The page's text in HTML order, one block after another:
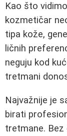
Kao što
kozmetičar
tipa kože,
ličnih
neguju kod
tretmani
Najvažnije je
birati
tretmane. Bez